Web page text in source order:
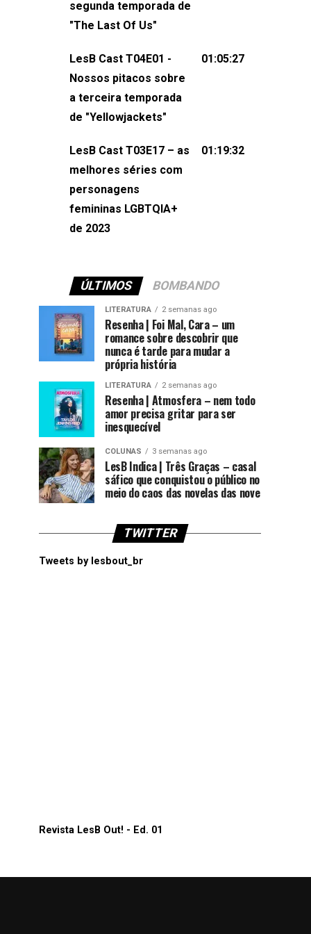
não esqueça de visitar nosso site e
sociais:Twitter: ⁠⁠⁠⁠@lesbout_br⁠⁠⁠⁠ Instagram:
do LesB Cast:Apresentação de
Karolen Passos
(⁠⁠⁠⁠⁠⁠@KarolenPassos⁠⁠⁠⁠⁠⁠)Participação de
Pollyelly FlorêncioEdição de Naiady
Machado
segunda temporada de
"The Last Of Us"
LesB Cast T04E01 -
Nossos pitacos sobre
a terceira temporada
de "Yellowjackets"
01:05:27
LesB Cast T03E17 – as
melhores séries com
personagens
femininas LGBTQIA+
de 2023
01:19:32
ÚLTIMOS BOMBANDO
LITERATURA 2 semanas ago
Resenha | Foi Mal, Cara – um
romance sobre descobrir que
nunca é tarde para mudar a
própria história
LITERATURA 2 semanas ago
Resenha | Atmosfera – nem todo
amor precisa gritar para ser
inesquecível
COLUNAS 3 semanas ago
LesB Indica | Três Graças – casal
sáfico que conquistou o público no
meio do caos das novelas das nove
TWITTER
Tweets by lesbout_br
Revista LesB Out! - Ed. 01